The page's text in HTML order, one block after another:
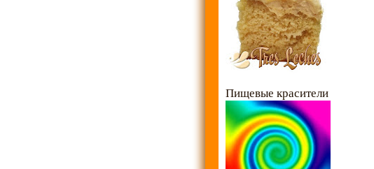
Пищевые красители